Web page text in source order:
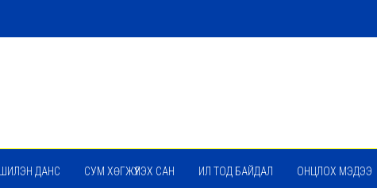
ШИЛЭН ДАНС СУМ ХӨГЖҮҮЛЭХ САН ИЛ ТОД БАЙДАЛ ОНЦЛОХ МЭДЭЭ